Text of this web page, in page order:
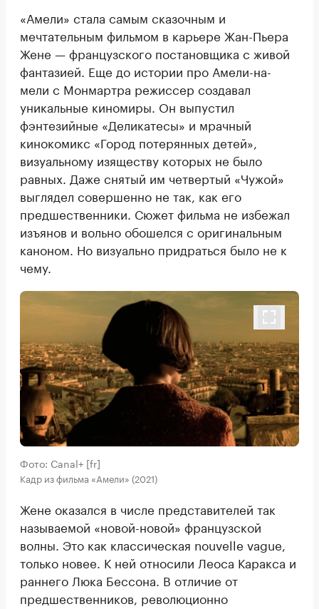
«Амели» стала самым сказочным и
мечтательным фильмом в карьере Жан-Пьера
Жене — французского постановщика с живой
фантазией. Еще до истории про Амели-на-
мели с Монмартра режиссер создавал
уникальные киномиры. Он выпустил
фэнтезийные «Деликатесы» и мрачный
кинокомикс «Город потерянных детей»,
визуальному изяществу которых не было
равных. Даже снятый им четвертый «Чужой»
выглядел совершенно не так, как его
предшественники. Сюжет фильма не избежал
изъянов и вольно обошелся с оригинальным
каноном. Но визуально придраться было не к
чему.
Фото: Canal+ [fr]
Кадр из фильма «Амели» (2021)
Жене оказался в числе представителей так
называемой «новой-новой» французской
волны. Это как классическая nouvelle vague,
только новее. К ней относили Леоса Каракса и
раннего Люка Бессона. В отличие от
предшественников, революционно